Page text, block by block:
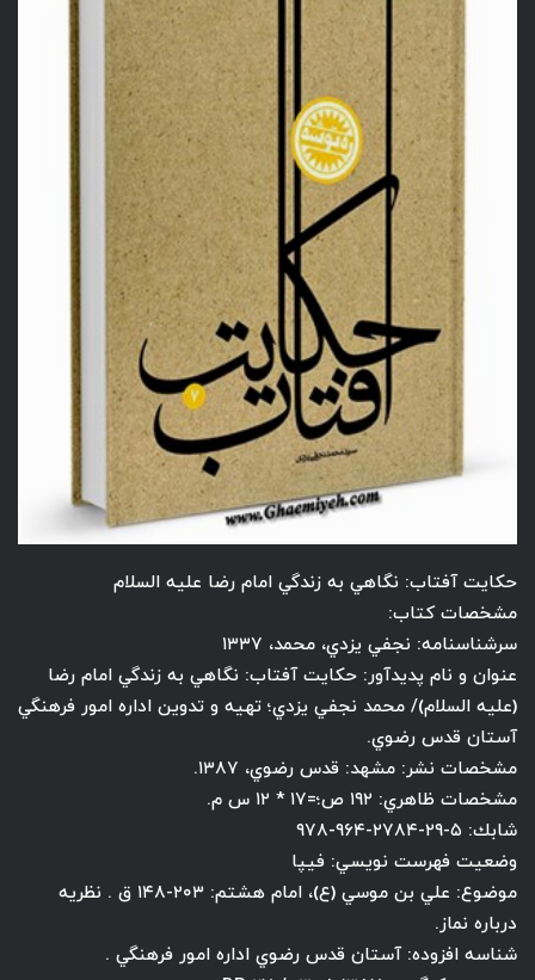
حكايت آفتاب: نگاهي به زندگي امام رضا عليه السلام
مشخصات كتاب:
سرشناسنامه: نجفي يزدي، محمد، ۱۳۳۷
عنوان و نام پديدآور: حكايت آفتاب: نگاهي به زندگي امام رضا
(عليه السلام)/ محمد نجفي يزدي؛ تهيه و تدوين اداره امور فرهنگي
آستان قدس رضوي.
مشخصات نشر: مشهد: قدس رضوي، ۱۳۸۷.
مشخصات ظاهري: ۱۹۲ ص؛=۱۷ * ۱۲ س م.
شابك: ۵-۲۹-۲۷۸۴-۹۶۴-۹۷۸
وضعيت فهرست نويسي: فيپا
موضوع: علي بن موسي (ع)، امام هشتم: ۲۰۳-۱۴۸ ق . نظريه
درباره نماز.
شناسه افزوده: آستان قدس رضوي اداره امور فرهنگي .